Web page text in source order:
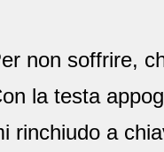
non soffrire,
la testa
rinchiudo a